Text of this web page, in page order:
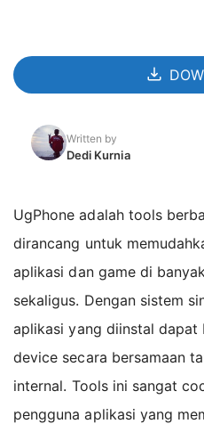
Written by
Dedi Kurnia
UgPhone adalah tools
dirancang untuk
aplikasi dan game di
sekaligus. Dengan sistem
aplikasi yang diinstal dapat
device secara bersamaan
internal. Tools ini sangat
pengguna aplikasi yang